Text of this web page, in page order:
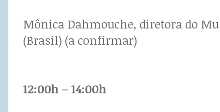
Mônica Dahmouche, diretora do
(Brasil) (a confirmar)
12:00h – 14:00h